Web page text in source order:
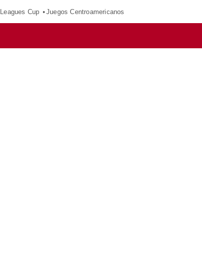
Leagues Cup Juegos Centroamericanos